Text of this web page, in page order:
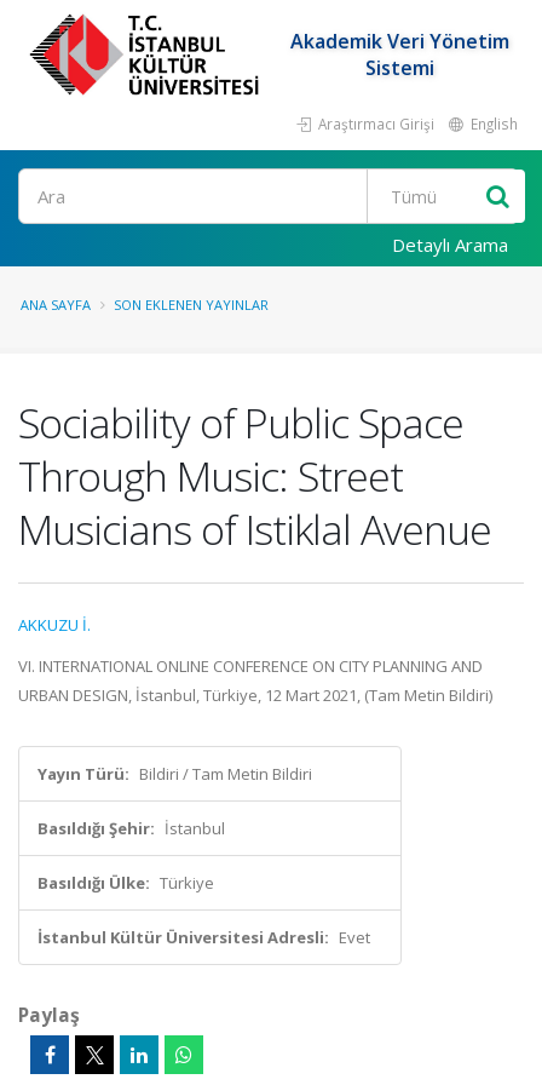
Akademik Veri Yönetim
Sistemi
Araştırmacı Girişi English
Ara
Detaylı Arama
ANA SAYFA SON EKLENEN YAYINLAR
Sociability of Public Space
Through Music: Street
Musicians of Istiklal Avenue
AKKUZU İ.
VI. INTERNATIONAL ONLINE CONFERENCE ON CITY PLANNING AND
URBAN DESIGN, İstanbul, Türkiye, 12 Mart 2021, (Tam Metin Bildiri)
Yayın Türü: Bildiri / Tam Metin Bildiri
Basıldığı Şehir: İstanbul
Basıldığı Ülke: Türkiye
İstanbul Kültür Üniversitesi Adresli: Evet
Paylaş